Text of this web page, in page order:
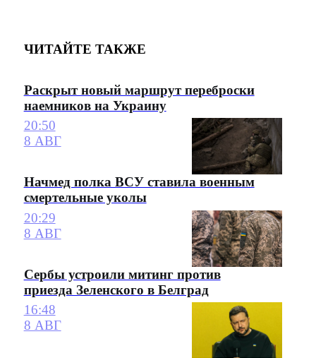
ЧИТАЙТЕ ТАКЖЕ
Раскрыт новый маршрут переброски
наемников на Украину
20:50
8 АВГ
Начмед полка ВСУ ставила военным
смертельные уколы
20:29
8 АВГ
Сербы устроили митинг против
приезда Зеленского в Белград
16:48
8 АВГ